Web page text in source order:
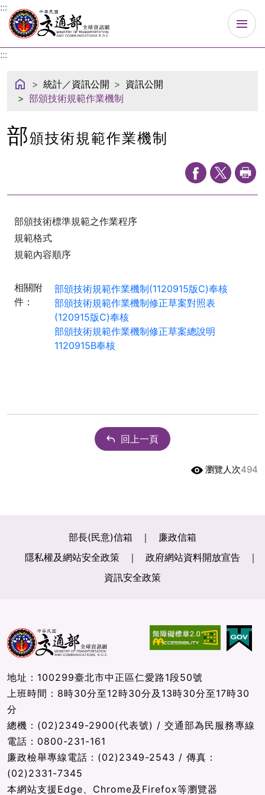
中華民國交通部
:::
:::
統計／資訊公開
資訊公開
部頒技術規範作業機制
部頒技術規範作業機制
部頒技術標準規範之作業程序
規範格式
規範內容順序
相關附
件：
部頒技術規範作業機制(1120915版C)奉核
部頒技術規範作業機制修正草案對照表
(120915版C)奉核
部頒技術規範作業機制修正草案總說明
1120915B奉核
回上一頁
瀏覽人次494
部長(民意)信箱
廉政信箱
隱私權及網站安全政策
政府網站資料開放宣告
資訊安全政策
地址：100299臺北市中正區仁愛路1段50號
上班時間：8時30分至12時30分及13時30分至17時30
分
總機：(02)2349-2900(代表號) / 交通部為民服務專線
電話：0800-231-161
廉政檢舉專線電話：(02)2349-2543 / 傳真：
(02)2331-7345
本網站支援Edge、Chrome及Firefox等瀏覽器